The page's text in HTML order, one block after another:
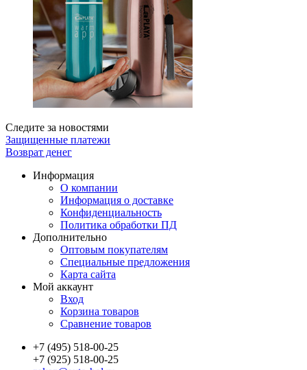
Следите за новостями
Защищенные платежи
Возврат денег
Информация
О компании
Информация о доставке
Конфиденциальность
Политика обработки ПД
Дополнительно
Оптовым покупателям
Специальные предложения
Карта сайта
Мой аккаунт
Вход
Корзина товаров
Сравнение товаров
+7 (495) 518-00-25
+7 (925) 518-00-25